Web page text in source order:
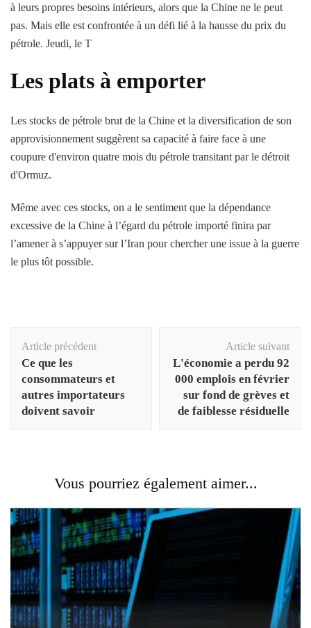
à leurs propres besoins intérieurs, alors que la Chine ne le peut
pas. Mais elle est confrontée à un défi lié à la hausse du prix du
pétrole. Jeudi, le T
Les plats à emporter
Les stocks de pétrole brut de la Chine et la diversification de son
approvisionnement suggèrent sa capacité à faire face à une
coupure d'environ quatre mois du pétrole transitant par le détroit
d'Ormuz.
Même avec ces stocks, on a le sentiment que la dépendance
excessive de la Chine à l’égard du pétrole importé finira par
l’amener à s’appuyer sur l’Iran pour chercher une issue à la guerre
le plus tôt possible.
d'article
Article précédent
Ce que les
consommateurs et
autres importateurs
doivent savoir
Article suivant
L'économie a perdu 92
000 emplois en février
sur fond de grèves et
de faiblesse résiduelle
Vous pourriez également aimer...